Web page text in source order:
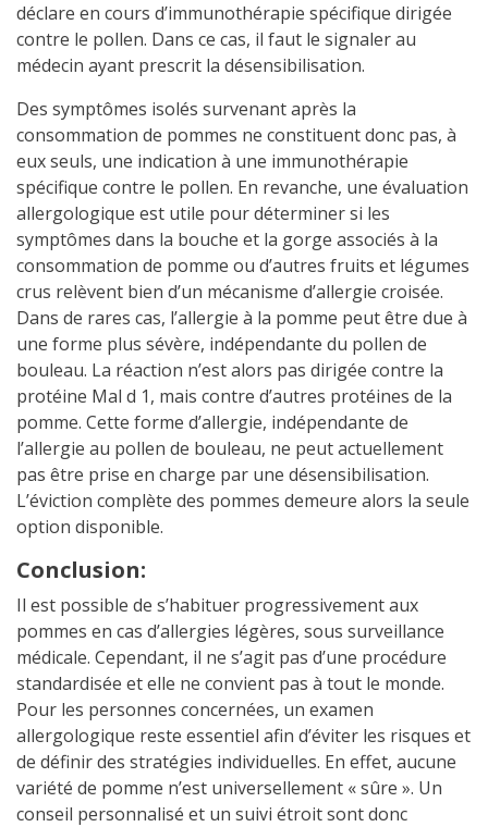
déclare en cours d’immunothérapie spécifique dirigée
contre le pollen. Dans ce cas, il faut le signaler au
médecin ayant prescrit la désensibilisation.
Des symptômes isolés survenant après la
consommation de pommes ne constituent donc pas, à
eux seuls, une indication à une immunothérapie
spécifique contre le pollen. En revanche, une évaluation
allergologique est utile pour déterminer si les
symptômes dans la bouche et la gorge associés à la
consommation de pomme ou d’autres fruits et légumes
crus relèvent bien d’un mécanisme d’allergie croisée.
Dans de rares cas, l’allergie à la pomme peut être due à
une forme plus sévère, indépendante du pollen de
bouleau. La réaction n’est alors pas dirigée contre la
protéine Mal d 1, mais contre d’autres protéines de la
pomme. Cette forme d’allergie, indépendante de
l’allergie au pollen de bouleau, ne peut actuellement
pas être prise en charge par une désensibilisation.
L’éviction complète des pommes demeure alors la seule
option disponible.
Conclusion:
Il est possible de s’habituer progressivement aux
pommes en cas d’allergies légères, sous surveillance
médicale. Cependant, il ne s’agit pas d’une procédure
standardisée et elle ne convient pas à tout le monde.
Pour les personnes concernées, un examen
allergologique reste essentiel afin d’éviter les risques et
de définir des stratégies individuelles. En effet, aucune
variété de pomme n’est universellement « sûre ». Un
conseil personnalisé et un suivi étroit sont donc